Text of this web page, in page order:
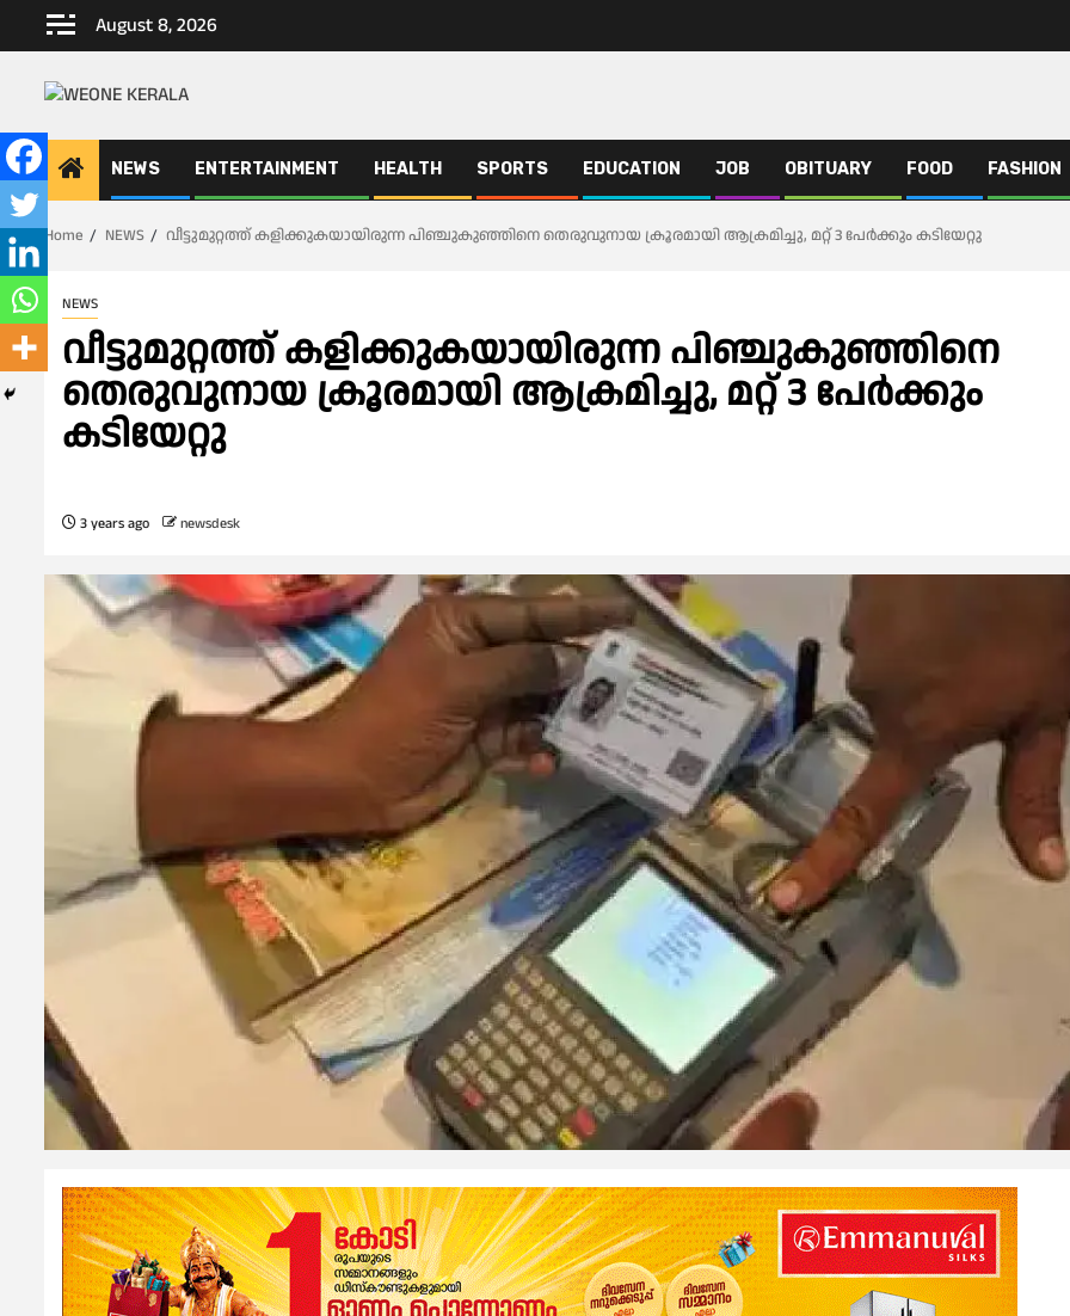
August 8, 2026
NEWS ENTERTAINMENT HEALTH SPORTS EDUCATION JOB OBITUARY FOOD FASHION
Home NEWS വീട്ടുമുറ്റത്ത് കളിക്കുകയായിരുന്ന പിഞ്ചുകുഞ്ഞിനെ തെരുവുനായ ക്രൂരമായി ആക്രമിച്ചു, മറ്റ് 3 പേർക്കും കടിയേറ്റു
NEWS
വീട്ടുമുറ്റത്ത് കളിക്കുകയായിരുന്ന പിഞ്ചുകുഞ്ഞിനെ
തെരുവുനായ ക്രൂരമായി ആക്രമിച്ചു, മറ്റ് 3 പേർക്കും
കടിയേറ്റു
3 years ago newsdesk